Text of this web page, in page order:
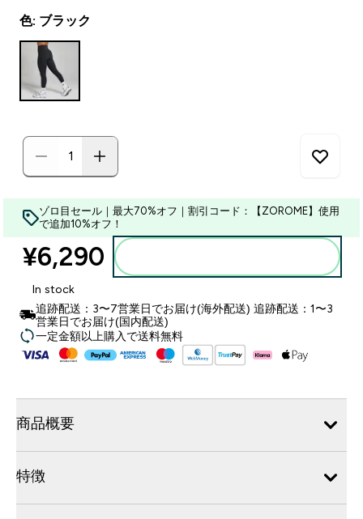
色: ブラック
ゾロ目セール｜最大70%オフ｜割引コード：【ZOROME】使用
で追加10%オフ！
¥6,290‎
In stock
追跡配送：3〜7営業日でお届け(海外配送) 追跡配送：1〜3
営業日でお届け(国内配送)
一定金額以上購入で送料無料
商品概要
特徴